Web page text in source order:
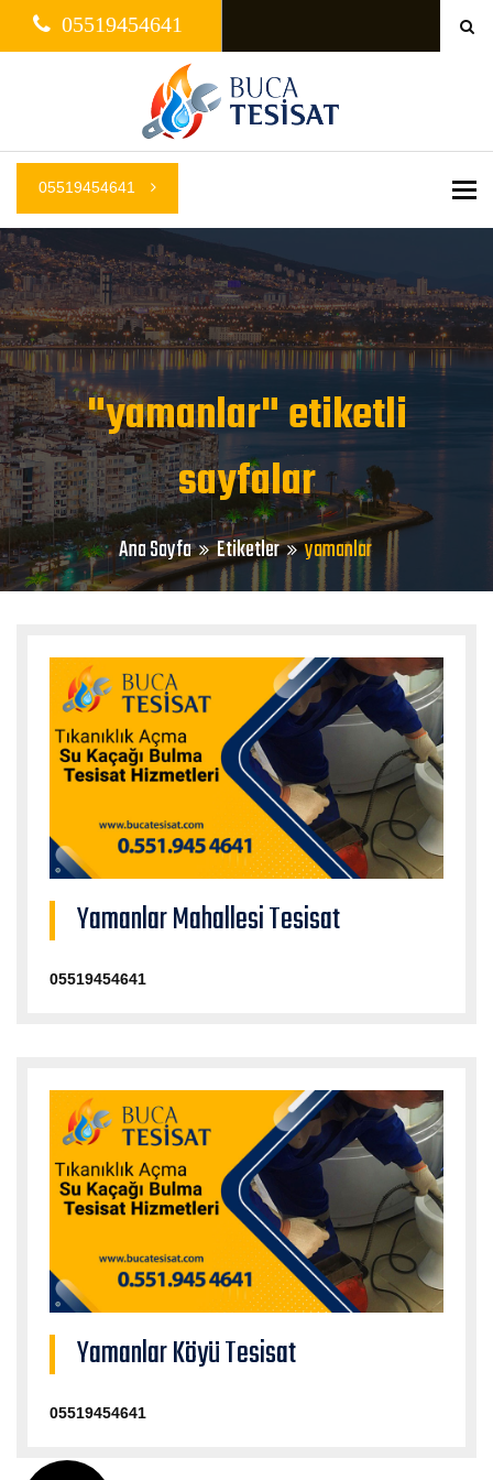
05519454641
05519454641
"yamanlar" etiketli
sayfalar
Ana Sayfa Etiketler yamanlar
Yamanlar Mahallesi Tesisat
05519454641
Yamanlar Köyü Tesisat
05519454641